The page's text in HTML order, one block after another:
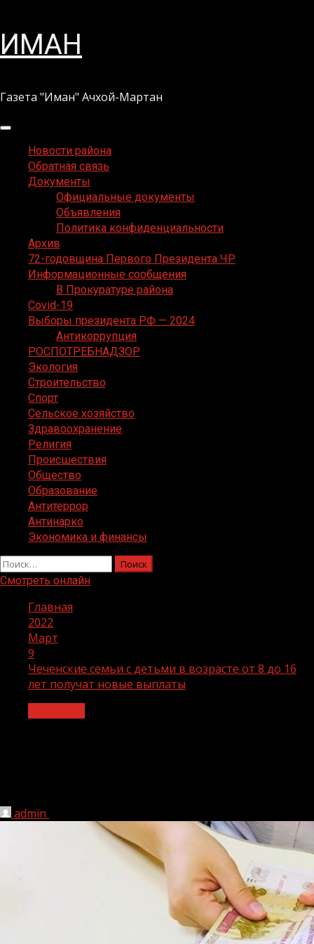
Перейти
кИМАН
Газета "Иман" Ачхой-Мартан
Основное
менюНовости района
Обратная связь
Документы
Официальные документы
Объявления
Политика конфиденциальности
Архив
72-годовщина Первого Президента ЧР
Информационные сообщения
В Прокуратуре района
Covid-19
Выборы президента РФ — 2024
Антикоррупция
РОСПОТРЕБНАДЗОР
Экология
Строительство
Спорт
Сельское хозяйство
Здравоохранение
Религия
Происшествия
Общество
Образование
Антитеррор
Антинарко
Экономика и финансы
Найти:
Смотреть онлайн
Главная
2022
Март
9
Чеченские семьи с детьми в возрасте от 8 до 16
лет получат новые выплаты
admin